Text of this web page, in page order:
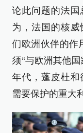
论此问题的法国
为，法国的核
们欧洲伙伴的作
须“与欧洲其他
年代，蓬皮杜和
需要保护的重大